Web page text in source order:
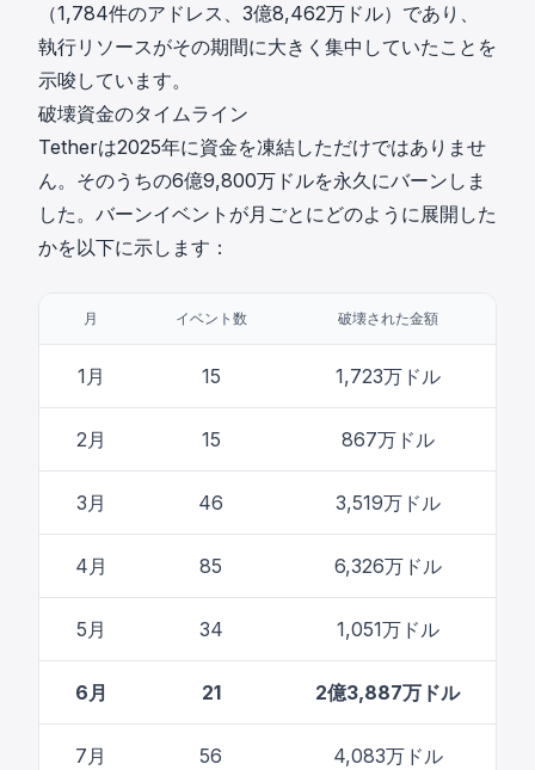
（1,784件のアドレス、3億8,462万ドル）であり、
執行リソースがその期間に大きく集中していたことを
示唆しています。
破壊資金のタイムライン
Tetherは2025年に資金を凍結しただけではありませ
ん。そのうちの6億9,800万ドルを永久にバーンしま
した。バーンイベントが月ごとにどのように展開した
かを以下に示します：
月 イベント数 破壊された金額
1月 15 1,723万ドル
2月 15 867万ドル
3月 46 3,519万ドル
4月 85 6,326万ドル
5月 34 1,051万ドル
6月 21 2億3,887万ドル
7月 56 4,083万ドル